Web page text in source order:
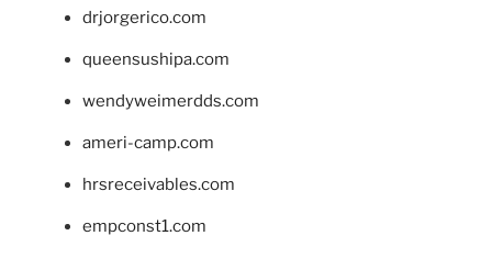
drjorgerico.com
queensushipa.com
wendyweimerdds.com
ameri-camp.com
hrsreceivables.com
empconst1.com